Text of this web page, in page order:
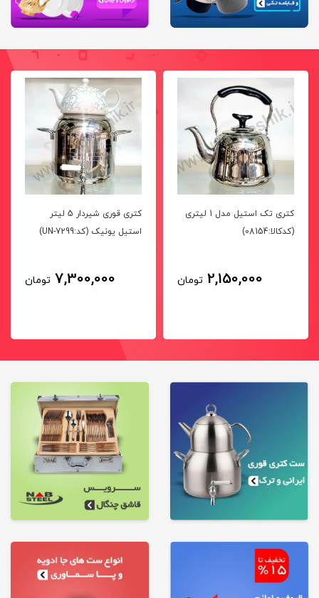
کتری تک استیل مدل 1 لیتری
(کدکالا:08154)
2,150,000 تومان
کتری قوری شیردار 5 لیتر
استیل یونیک (کد:UN-7299)
7,300,000 تومان